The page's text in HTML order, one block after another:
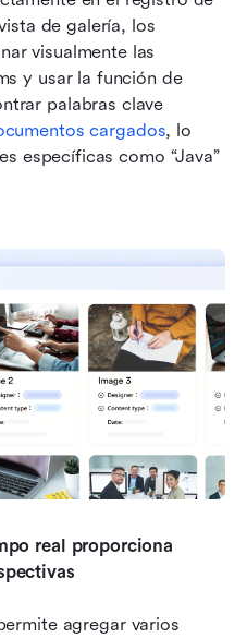
de galería, los
visualmente las
y usar la función de
palabras clave
cargados, lo
específicas como “Java”
real proporciona
agregar varios